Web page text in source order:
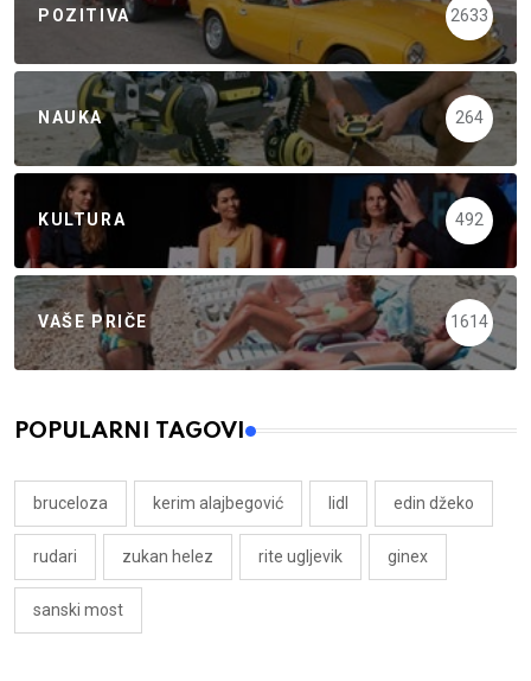
POZITIVA 2633
NAUKA 264
KULTURA 492
VAŠE PRIČE 1614
POPULARNI TAGOVI
bruceloza kerim alajbegović lidl edin džeko
rudari zukan helez rite ugljevik ginex
sanski most